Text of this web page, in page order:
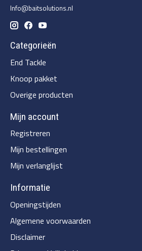
Info@baitsolutions.nl
Categorieën
End Tackle
Knoop pakket
Overige producten
Mijn account
Registreren
Mijn bestellingen
Mijn verlanglijst
Informatie
Openingstijden
Algemene voorwaarden
Disclaimer